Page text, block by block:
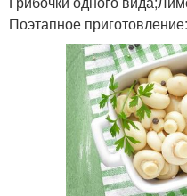
Поэтапное приготовление: